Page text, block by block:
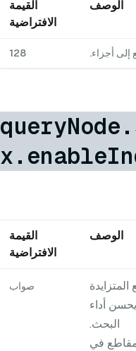
الوصف
القيمة
الافتراضية
128
الوصف
القيمة
الافتراضية
أداء
البحث.
في
صواب